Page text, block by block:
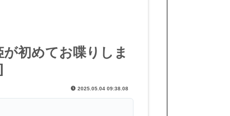
初めてお喋りしま
2025.05.04 09:38.08